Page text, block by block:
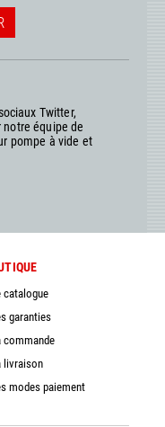
Twitter,
notre équipe de
pompe à vide et
catalogue
garanties
commande
livraison
modes paiement